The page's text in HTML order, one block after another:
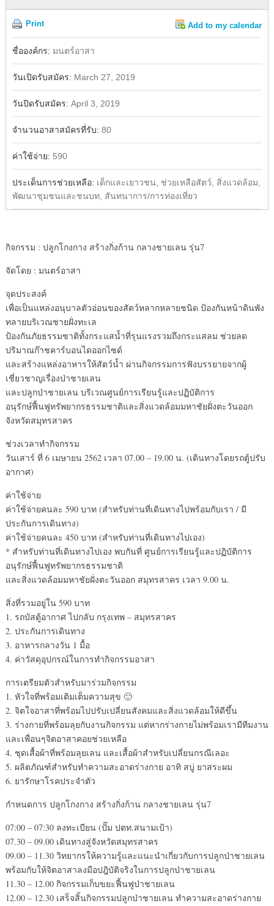
Print Add to my calendar
Facebook
ชื่อองค์กร: มนตร์อาสา
วันเปิดรับสมัคร: March 27, 2019
วันปิดรับสมัคร: April 3, 2019
จำนวนอาสาสมัครที่รับ: 80
ค่าใช้จ่าย: 590
ประเด็นการช่วยเหลือ: เด็กและเยาวชน, ช่วยเหลือสัตว์, สิ่งแวดล้อม,
พัฒนาชุมชนและชนบท, สันทนาการ/การท่องเที่ยว
กิจกรรม : ปลูกโกงกาง สร้างกิ่งก้าน กลางชายเลน รุ่น7
จัดโดย : มนตร์อาสา
จุดประสงค์
เพื่อเป็นแหล่งอนุบาลตัวอ่อนของสัตว์หลากหลายชนิด ป้องกันหน้าดินพัง
ทลายบริเวณชายฝั่งทะเล
ป้องกันภัยธรรมชาติทั้งกระแสน้ำที่รุนแรงรวมถึงกระแสลม ช่วยลด
ปริมาณก๊าชคาร์บอนไดออกไซด์
และสร้างแหล่งอาหารให้สัตว์น้ำ ผ่านกิจกรรมการฟังบรรยายจากผู้
เชี่ยวชาญเรื่องป่าชายเลน
และปลูกป่าชายเลน บริเวณศูนย์การเรียนรู้และปฏิบัติการ
อนุรักษ์ฟื้นฟูทรัพยากรธรรมชาติและสิ่งแวดล้อมมหาชัยฝั่งตะวันออก
จังหวัดสมุทรสาคร
ช่วงเวลาทำกิจกรรม
วันเสาร์ ที่ 6 เมษายน 2562 เวลา 07.00 – 19.00 น. (เดินทางโดยรถตู้ปรับ
อากาศ)
ค่าใช้จ่าย
ค่าใช้จ่ายคนละ 590 บาท (สำหรับท่านที่เดินทางไปพร้อมกับเรา / มี
ประกันการเดินทาง)
ค่าใช้จ่ายคนละ 450 บาท (สำหรับท่านที่เดินทางไปเอง)
* สำหรับท่านที่เดินทางไปเอง พบกันที่ ศูนย์การเรียนรู้และปฏิบัติการ
อนุรักษ์ฟื้นฟูทรัพยากรธรรมชาติ
และสิ่งแวดล้อมมหาชัยฝั่งตะวันออก สมุทรสาคร เวลา 9.00 น.
สิ่งที่รวมอยู่ใน 590 บาท
1. รถบัสตู้อากาศ ไปกลับ กรุงเทพ – สมุทรสาคร
2. ประกันการเดินทาง
3. อาหารกลางวัน 1 มื้อ
4. ค่าวัสดุอุปกรณ์ในการทำกิจกรรมอาสา
การเตรียมตัวสำหรับมาร่วมกิจกรรม
1. หัวใจที่พร้อมเติมเต็มความสุข 🙂
2. จิตใจอาสาที่พร้อมไปปรับเปลี่ยนสังคมและสิ่งแวดล้อมให้ดีขึ้น
3. ร่างกายที่พร้อมลุยกับงานกิจกรรม แต่หากร่างกายไม่พร้อมเรามีทีมงาน
และเพื่อนๆจิตอาสาคอยช่วยเหลือ
4. ชุดเสื้อผ้าที่พร้อมลุยเลน และเสื้อผ้าสำหรับเปลี่ยนกรณีเลอะ
5. ผลิตภัณฑ์สำหรับทำความสะอาดร่างกาย อาทิ สบู่ ยาสระผม
6. ยารักษาโรคประจำตัว
กำหนดการ ปลูกโกงกาง สร้างกิ่งก้าน กลางชายเลน รุ่น7
07:00 – 07:30 ลงทะเบียน (ปั๊ม ปตท.สนามเป้า)
07.30 – 09.00 เดินทางสู่จังหวัดสมุทรสาคร
09.00 – 11.30 วิทยากรให้ความรู้และแนะนำเกี่ยวกับการปลูกป่าชายเลน
พร้อมกับให้จิตอาสาลงมือปฎิบัติจริงในการปลูกป่าชายเลน
11.30 – 12.00 กิจกรรมเก็บขยะฟื้นฟูป่าชายเลน
12.00 – 12.30 เสร็จสิ้นกิจกรรมปลูกป่าชายเลน ทำความสะอาดร่างกาย